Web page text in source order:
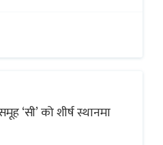
‘सी’ को शीर्ष स्थानमा